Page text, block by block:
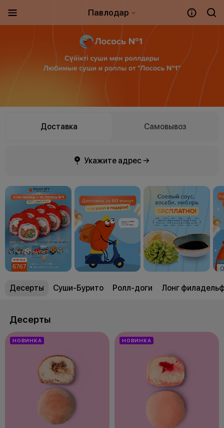
Павлодар
Доставка Самовывоз
Укажите адрес →
Десерты Суши-Бурито Ролл-доги Лонг
Десерты
НОВИНКА НОВИНКА